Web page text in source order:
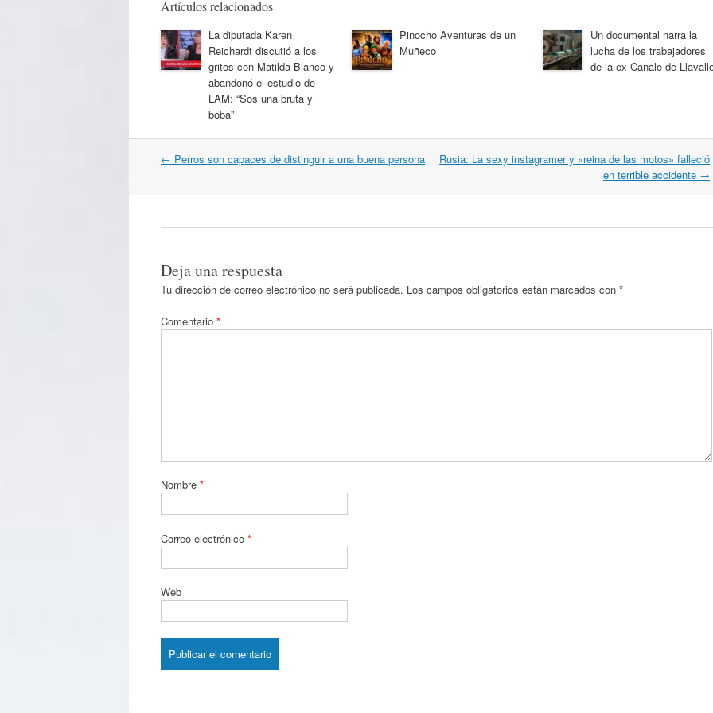
Artículos relacionados
La diputada Karen
Reichardt discutió a los
gritos con Matilda Blanco y
abandonó el estudio de
LAM: “Sos una bruta y
boba”
Pinocho Aventuras de un
Muñeco
Un documental narra la
lucha de los trabajadores
de la ex Canale de
Navegación
← Perros son capaces de distinguir a una buena persona
Rusia: La sexy instagramer y «reina de las motos» falleció
en terrible accidente →
Deja una respuesta
Tu dirección de correo electrónico no será publicada. Los campos obligatorios están marcados con *
Comentario *
Nombre *
Correo electrónico *
Web